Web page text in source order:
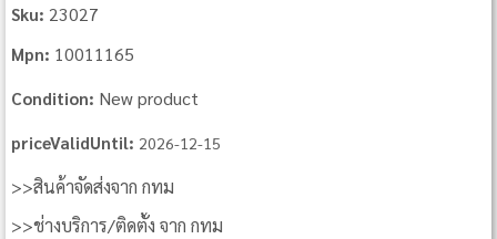
Sku: 23027
Mpn: 10011165
Condition: New product
priceValidUntil: 2026-12-15
>>สินค้าจัดส่งจาก กทม
>>ช่างบริการ/ติดตั้ง จาก กทม